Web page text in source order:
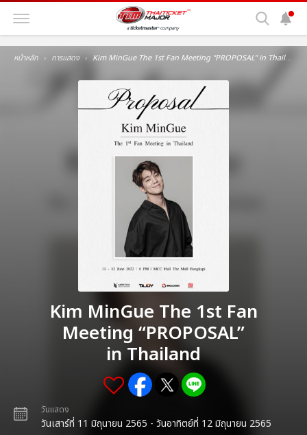
หน้าหลัก การแสดง Kim MinGue The 1st Fan Meeting "PROPOSAL" in Thailand
Kim MinGue The 1st Fan
Meeting “PROPOSAL”
in Thailand
วันแสดง
วันเสาร์ที่ 11 มิถุนายน 2565 - วันอาทิตย์ที่ 12 มิถุนายน 2565